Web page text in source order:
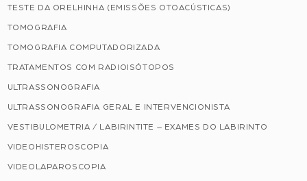
TESTE DA ORELHINHA (EMISSÕES OTOACÚSTICAS)
TOMOGRAFIA
TOMOGRAFIA COMPUTADORIZADA
TRATAMENTOS COM RADIOISÓTOPOS
ULTRASSONOGRAFIA
ULTRASSONOGRAFIA GERAL E INTERVENCIONISTA
VESTIBULOMETRIA / LABIRINTITE – EXAMES DO LABIRINTO
VIDEOHISTEROSCOPIA
VIDEOLAPAROSCOPIA